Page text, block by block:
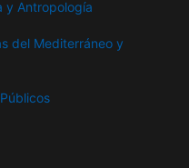
y Antropología
del Mediterráneo y